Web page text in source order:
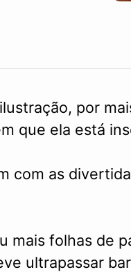
por
que ela está
com as
mais folhas de
ultrapassar